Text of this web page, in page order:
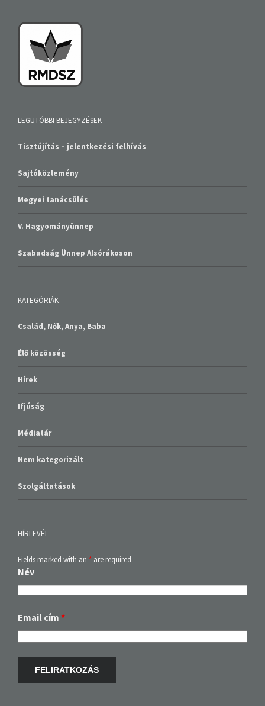
LEGUTÓBBI BEJEGYZÉSEK
Tisztújítás – jelentkezési felhívás
Sajtóközlemény
Megyei tanácsülés
V. Hagyományünnep
Szabadság Ünnep Alsórákoson
KATEGÓRIÁK
Család, Nők, Anya, Baba
Élő közösség
Hírek
Ifjúság
Médiatár
Nem kategorizált
Szolgáltatások
HÍRLEVÉL
Fields marked with an * are required
Név
Email cím *